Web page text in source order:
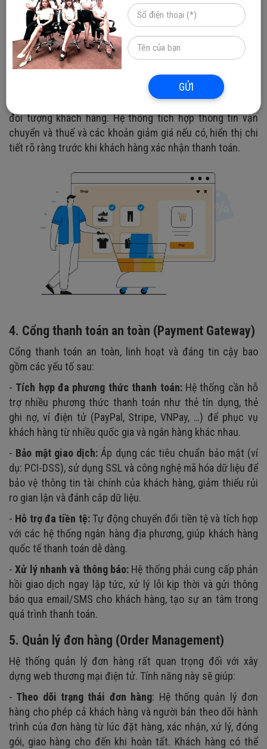
chuyển và thanh toán để hoàn tất giao dịch. Quá trình
thanh toán cần được chia thành các bước hợp lý (ví dụ:
thông tin vận chuyển, lựa chọn phương thức thanh toán,
xác nhận đơn hàng) để giảm thiểu số lần khách hàng bị rối
và từ bỏ giao dịch. Tính năng tùy chọn thanh toán linh
hoạt hỗ trợ đăng ký tài khoản và mua hàng dưới dạng khác
(guest checkout) nhằm tạo điều kiện thuận lợi cho mọi
đối tượng khách hàng. Hệ thống tích hợp thông tin vận
chuyển và thuế và các khoản giảm giá nếu có, hiển thị chi
tiết rõ ràng trước khi khách hàng xác nhận thanh toán.
4. Cổng thanh toán an toàn (Payment Gateway)
Cổng thanh toán an toàn, linh hoạt và đáng tin cậy bao
gồm các yếu tố sau:
- Tích hợp đa phương thức thanh toán: Hệ thống cần hỗ
trợ nhiều phương thức thanh toán như thẻ tín dụng, thẻ
ghi nợ, ví điện tử (PayPal, Stripe, VNPay, …) để phục vụ
khách hàng từ nhiều quốc gia và ngân hàng khác nhau.
- Bảo mật giao dịch: Áp dụng các tiêu chuẩn bảo mật (ví
dụ: PCI-DSS), sử dụng SSL và công nghệ mã hóa dữ liệu để
bảo vệ thông tin tài chính của khách hàng, giảm thiểu rủi
ro gian lận và đánh cắp dữ liệu.
- Hỗ trợ đa tiền tệ:Tự động chuyển đổi tiền tệ và tích hợp
với các hệ thống ngân hàng địa phương, giúp khách hàng
quốc tế thanh toán dễ dàng.
- Xử lý nhanh và thông báo: Hệ thống phải cung cấp phản
hồi giao dịch ngay lập tức, xử lý lỗi kịp thời và gửi thông
báo qua email/SMS cho khách hàng, tạo sự an tâm trong
quá trình thanh toán.
5. Quản lý đơn hàng (Order Management)
Hệ thống quản lý đơn hàng rất quan trọng đối với xây
dựng web thương mại điện tử. Tính năng này sẽ giúp:
- Theo dõi trạng thái đơn hàng: Hệ thống quản lý đơn
hàng cho phép cả khách hàng và người bán theo dõi hành
trình của đơn hàng từ lúc đặt hàng, xác nhận, xử lý, đóng
gói, giao hàng cho đến khi hoàn tất. Khách hàng có thể
GỬI